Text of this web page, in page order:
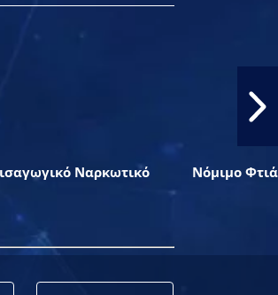
Ναρκωτικό Νόμιμο